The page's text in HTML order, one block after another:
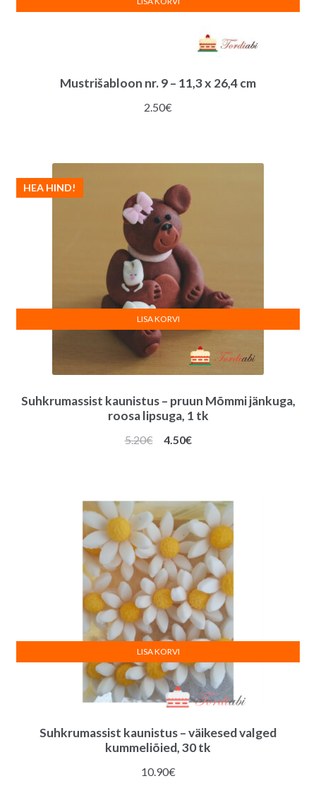
Mustrišabloon nr. 9 – 11,3 x 26,4 cm
2.50€
Suhkrumassist kaunistus – pruun Mõmmi jänkuga,
roosa lipsuga, 1 tk
HEA HIND!
5.20€
Algne
4.50€Praegune
LISA KORVI
Suhkrumassist kaunistus – väikesed valged
kummeliõied, 30 tk
10.90€
LISA KORVI